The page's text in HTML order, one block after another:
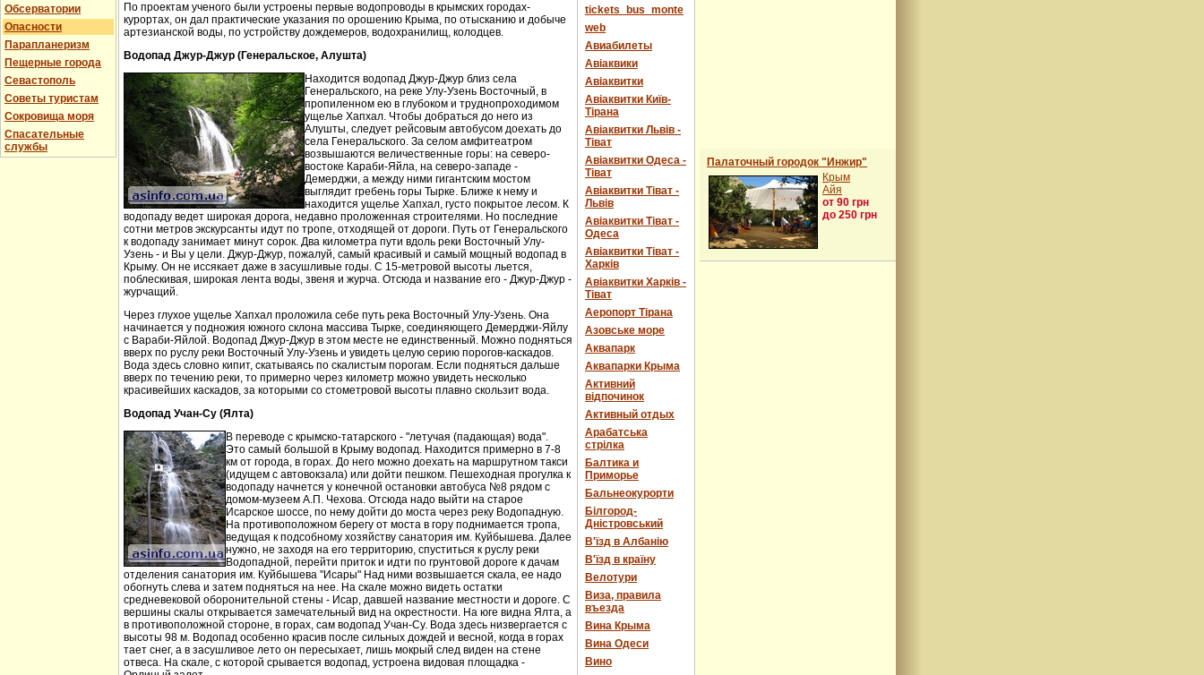
Обсерватории
Опасности
Парапланеризм
Пещерные города
Севастополь
Советы туристам
Сокровища моря
Спасательные
службы
По проектам ученого были устроены первые водопроводы в крымских городах-
курортах, он дал практические указания по орошению Крыма, по отысканию и добыче
артезианской воды, по устройству дождемеров, водохранилищ, колодцев.
Водопад Джур-Джур (Генеральское, Алушта)
Находится водопад Джур-Джур близ села
Генеральского, на реке Улу-Узень Восточный, в
пропиленном ею в глубоком и труднопроходимом
ущелье Хапхал. Чтобы добраться до него из
Алушты, следует рейсовым автобусом доехать до
села Генеральского. За селом амфитеатром
возвышаются величественные горы: на северо-
востоке Караби-Яйла, на северо-западе -
Демерджи, а между ними гигантским мостом
выглядит гребень горы Тырке. Ближе к нему и
находится ущелье Хапхал, густо покрытое лесом. К
водопаду ведет широкая дорога, недавно проложенная строителями. Но последние
сотни метров экскурсанты идут по тропе, отходящей от дороги. Путь от Генеральского
к водопаду занимает минут сорок. Два километра пути вдоль реки Восточный Улу-
Узень - и Вы у цели. Джур-Джур, пожалуй, самый красивый и самый мощный водопад в
Крыму. Он не иссякает даже в засушливые годы. С 15-метровой высоты льется,
поблескивая, широкая лента воды, звеня и журча. Отсюда и название его - Джур-Джур -
журчащий.
Через глухое ущелье Хапхал проложила себе путь река Восточный Улу-Узень. Она
начинается у подножия южного склона массива Тырке, соединяющего Демерджи-Яйлу
с Вараби-Яйлой. Водопад Джур-Джур в этом месте не единственный. Можно подняться
вверх по руслу реки Восточный Улу-Узень и увидеть целую серию порогов-каскадов.
Вода здесь словно кипит, скатываясь по скалистым порогам. Если подняться дальше
вверх по течению реки, то примерно через километр можно увидеть несколько
красивейших каскадов, за которыми со стометровой высоты плавно скользит вода.
Водопад Учан-Су (Ялта)
В переводе с крымско-татарского - "летучая (падающая) вода".
Это самый большой в Крыму водопад. Находится примерно в 7-8
км от города, в горах. До него можно доехать на маршрутном такси
(идущем с автовокзала) или дойти пешком. Пешеходная прогулка к
водопаду начнется у конечной остановки автобуса №8 рядом с
домом-музеем А.П. Чехова. Отсюда надо выйти на старое
Исарское шоссе, по нему дойти до моста через реку Водопадную.
На противоположном берегу от моста в гору поднимается тропа,
ведущая к подсобному хозяйству санатория им. Куйбышева. Далее
нужно, не заходя на его территорию, спуститься к руслу реки
Водопадной, перейти приток и идти по грунтовой дороге к дачам
отделения санатория им. Куйбышева "Исары" Над ними возвышается скала, ее надо
обогнуть слева и затем подняться на нее. На скале можно видеть остатки
средневековой оборонительной стены - Исар, давшей название местности и дороге. С
вершины скалы открывается замечательный вид на окрестности. На юге видна Ялта, а
в противоположной стороне, в горах, сам водопад Учан-Су. Вода здесь низвергается с
высоты 98 м. Водопад особенно красив после сильных дождей и весной, когда в горах
тает снег, а в засушливое лето он пересыхает, лишь мокрый след виден на стене
отвеса. На скале, с которой срывается водопад, устроена видовая площадка -
tickets_bus_monte
web
Авиабилеты
Авіаквики
Авіаквитки
Авіаквитки Київ-
Тірана
Авіаквитки Львів -
Тіват
Авіаквитки Одеса -
Тіват
Авіаквитки Тіват -
Львів
Авіаквитки Тіват -
Одеса
Авіаквитки Тіват -
Харків
Авіаквитки Харків -
Тіват
Аеропорт Тірана
Азовське море
Аквапарк
Аквапарки Крыма
Активний
відпочинок
Активный отдых
Арабатська
стрілка
Балтика и
Приморье
Бальнеокурорти
Білгород-
Дністровський
В'їзд в Албанію
В'їзд в країну
Велотури
Виза, правила
въезда
Вина Крыма
Вина Одеси
Вино
Палаточный городок "Инжир"
Крым
Айя
от 90 грн
до 250 грн